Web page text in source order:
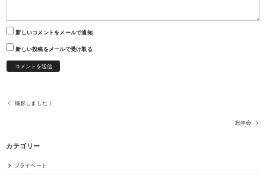
新しいコメントをメールで通知
新しい投稿をメールで受け取る
撮影しました！
忘年会
カテゴリー
プライベート